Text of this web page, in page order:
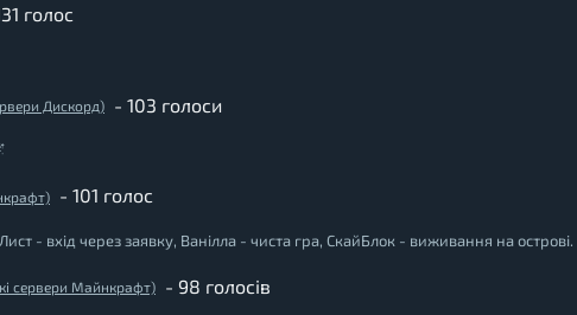
голос
Дискорд) - 103 голоси
- 101 голос
- вхід через заявку, Ванілла - чиста гра, СкайБлок - виживання на острові.
сервери Майнкрафт) - 98 голосів